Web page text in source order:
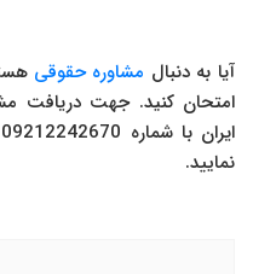
آیا به دنبال مشاوره حقوقی
امتحان کنید. جهت دریافت
نمایید.